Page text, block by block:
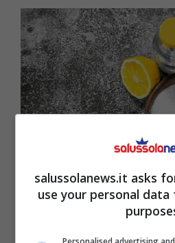
4 ingredienti economici per
water – salussolanews.it
salussolanews.it asks
use your personal